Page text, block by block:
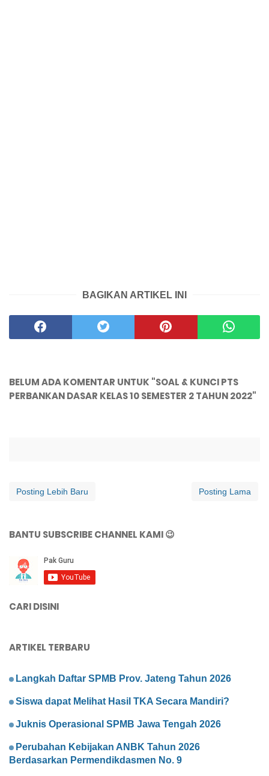
BAGIKAN ARTIKEL INI
BELUM ADA KOMENTAR UNTUK "SOAL & KUNCI PTS
PERBANKAN DASAR KELAS 10 SEMESTER 2 TAHUN 2022"
Posting Lebih Baru Posting Lama
BANTU SUBSCRIBE CHANNEL KAMI 😉
CARI DISINI
ARTIKEL TERBARU
Langkah Daftar SPMB Prov. Jateng Tahun 2026
Siswa dapat Melihat Hasil TKA Secara Mandiri?
Juknis Operasional SPMB Jawa Tengah 2026
Perubahan Kebijakan ANBK Tahun 2026
Berdasarkan Permendikdasmen No. 9